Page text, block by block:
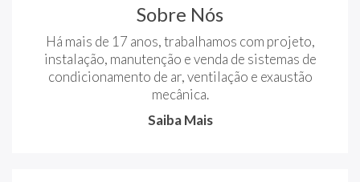
Sobre Nós
Há mais de 17 anos, trabalhamos com projeto,
instalação, manutenção e venda de sistemas de
condicionamento de ar, ventilação e exaustão
mecânica.
Saiba Mais